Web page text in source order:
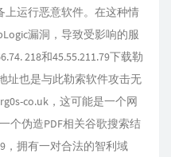
上运行恶意软件。在这种情
漏洞，导致受影响的服
218和45.55.211.79下载勒
址也是与此勒索软件攻击无
co.uk，这可能是一个网
个伪造PDF相关谷歌搜索结
，拥有一对合法的智利域